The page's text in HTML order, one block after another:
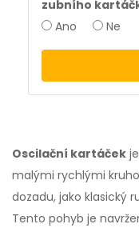
zubního
Ano
Ne
Oscilační kartáček
malými rychlými
dozadu, jako klasický
Tento pohyb je